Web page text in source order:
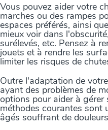
Vous pouvez aider votre
marches ou des rampes
espaces préférés, ainsi
mieux voir dans
surélevés, etc. Pensez à
jouets et à rendre les
limiter les risques de
Outre l'adaptation de
ayant des problèmes de
options pour aider à gérer
méthodes courantes sont
âgés souffrant de